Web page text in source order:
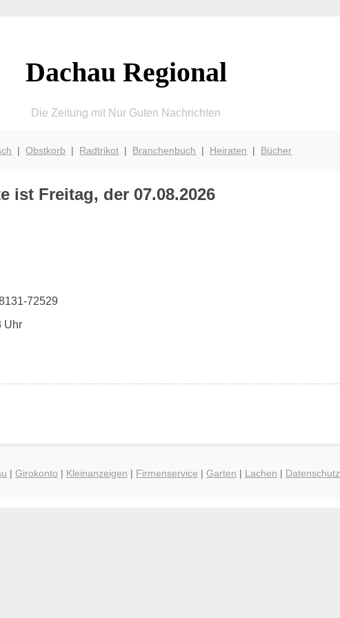
Dachau Regional
Die Zeitung mit Nur Guten Nachrichten
|Obstkorb | Radtrikot | Branchenbuch | Heiraten | Bücher
ist Freitag, der 07.08.2026
72529
Uhr
| Girokonto | Kleinanzeigen | Firmenservice | Garten | Lachen | Datenschutz